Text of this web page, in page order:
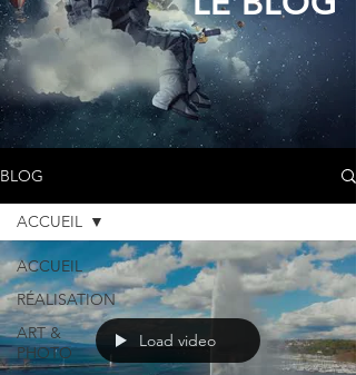
BLOG
ACCUEIL
RÉALISATION
ART &
PHOTO
ACCUEIL
Load video